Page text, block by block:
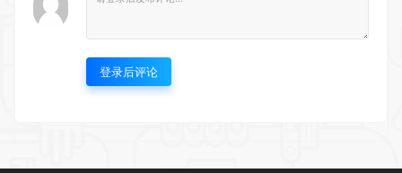
登录后评论